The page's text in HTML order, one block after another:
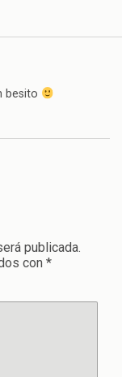
besito
publicada.
con *